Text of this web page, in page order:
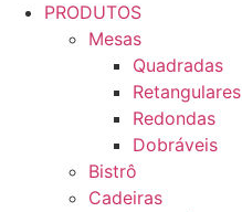
PRODUTOS
Mesas
Quadradas
Retangulares
Redondas
Dobráveis
Bistrô
Cadeiras